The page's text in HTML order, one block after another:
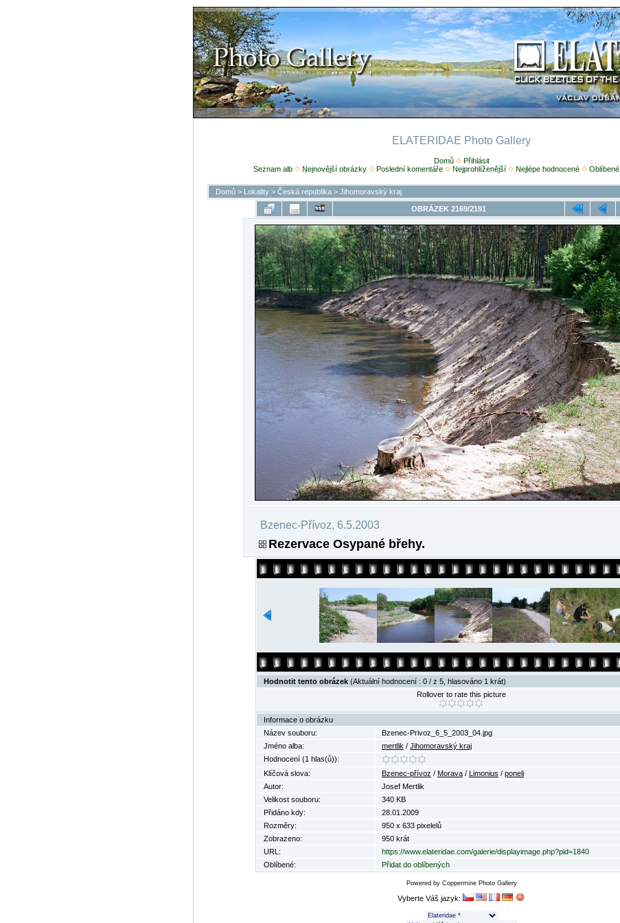
ELATERIDAE Photo Gallery
Domů
Přihlásit
Seznam alb
Nejnovější obrázky Poslední komentáře Nejprohlíženější Nejlépe hodnocené Oblíbené
Domů> Lokality> Česká republika> Jihomoravský kraj
OBRÁZEK 2169/2191
Bzenec-Přívoz, 6.5.2003
Rezervace Osypané břehy.
Hodnotit tento obrázek (Aktuální hodnocení : 0 / z 5, hlasováno 1 krát)
Rollover to rate this picture
Informace o obrázku
Název souboru:
Bzenec-Privoz_6_5_2003_04.jpg
Jméno alba:
mertlik / Jihomoravský kraj
Hodnocení (1 hlas(ů)):
Klíčová slova:
Bzenec-přívoz / Morava / Limonius / poneli
Autor:
Josef Mertlik
Velikost souboru:
340 KB
Přidáno kdy:
28.01.2009
Rozměry:
950 x 633 pixelelů
Zobrazeno:
950 krát
URL:
https://www.elateridae.com/galerie/displayimage.php?pid=1840
Oblíbené:
Přidat do oblíbených
Powered by Coppermine Photo Gallery
Vyberte Váš jazyk: